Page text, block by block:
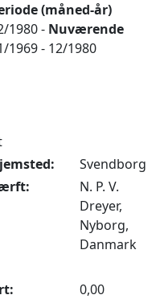
(måned-år)
1980 - Nuværende
1969 - 12/1980
Svendborg
N. P. V.
Dreyer,
Nyborg,
Danmark
0,00